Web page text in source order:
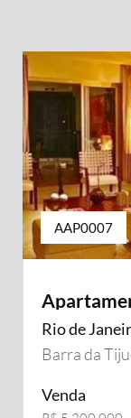
AAP0007
Rio de
Barra da
Venda